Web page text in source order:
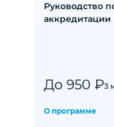
Руководство
аккредитации
До 950 ₽3
О программе